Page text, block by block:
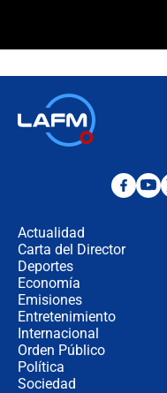
Actualidad
Carta del Director
Deportes
Economía
Emisiones
Entretenimiento
Internacional
Orden Público
Política
Sociedad